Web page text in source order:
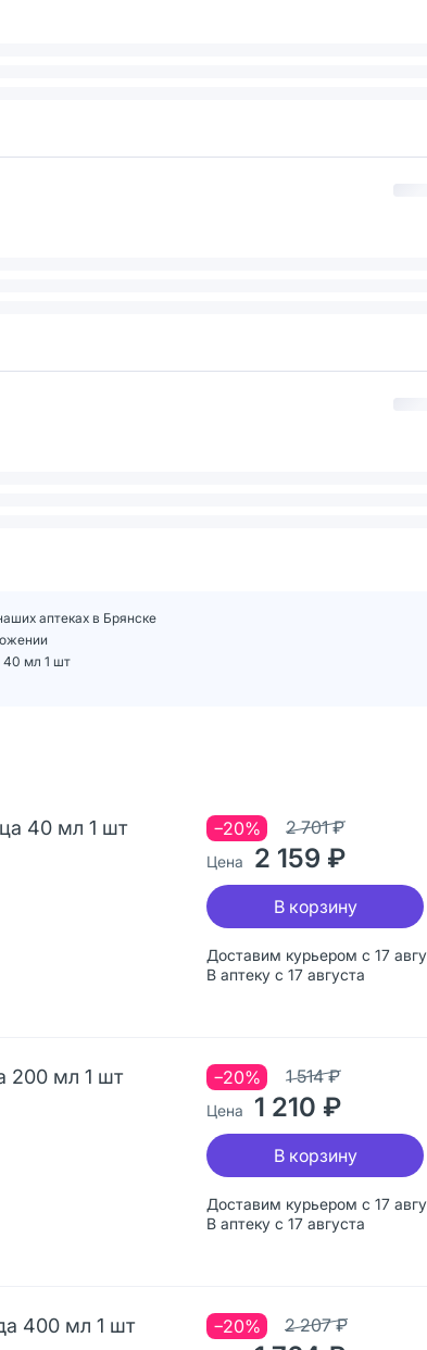
аптеках в Брянске
40 мл 1 шт
40 мл 1 шт
Доставим курьером с 17
В аптеку с 17 августа
Цена 2 159 ₽
2 701 ₽
−20%
В корзину
200 мл 1 шт
Доставим курьером с 17
В аптеку с 17 августа
Цена 1 210 ₽
1 514 ₽
−20%
В корзину
400 мл 1 шт 2 207 ₽
−20%